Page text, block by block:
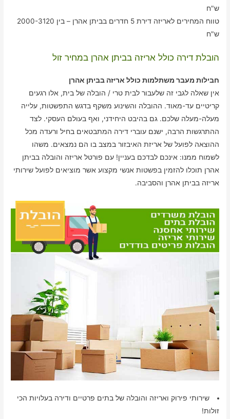
ש"ח
טווח המחירים לאריזה דירת 5 חדרים בביתן אהרן – בין 2000-3120
ש"ח
הובלת דירה כולל אריזה בביתן אהרן במחיר זול
חבילות מעבר משתלמות כולל אריזה בביתן אהרן
אין שאלה לגבי זה שלעבור לבית טרי / הובלה של בית, אלו רגעים
קריטיים עד-מאוד. ההובלה והשינוע משקף בדגש התפשטות, עלייה
מעלה-מעלה שלכם. גם בהיבט היחידני, ואף בעולם העסקי. לצד
ההתרגשות הרבה, ישנם עוברי דירה המתבטאים בחיל ורעדה מכל
ההוצאה לפועל של אריזת האיבזור במצב בו הם נמצאים. משהו
לשמוח ממנו: אינכם לבדכם בעניין! עם פורטל אריזה והובלה בביתן
אהרן תוכלו להזמין בפשטות אנשי מקצוע אשר מוציאים לפועל שירותי
אריזה בביתן אהרן והסביבה.
שירותי פירוק ואריזה והובלה של בתים פרטיים ודירה בעלויות הכי
זולות!